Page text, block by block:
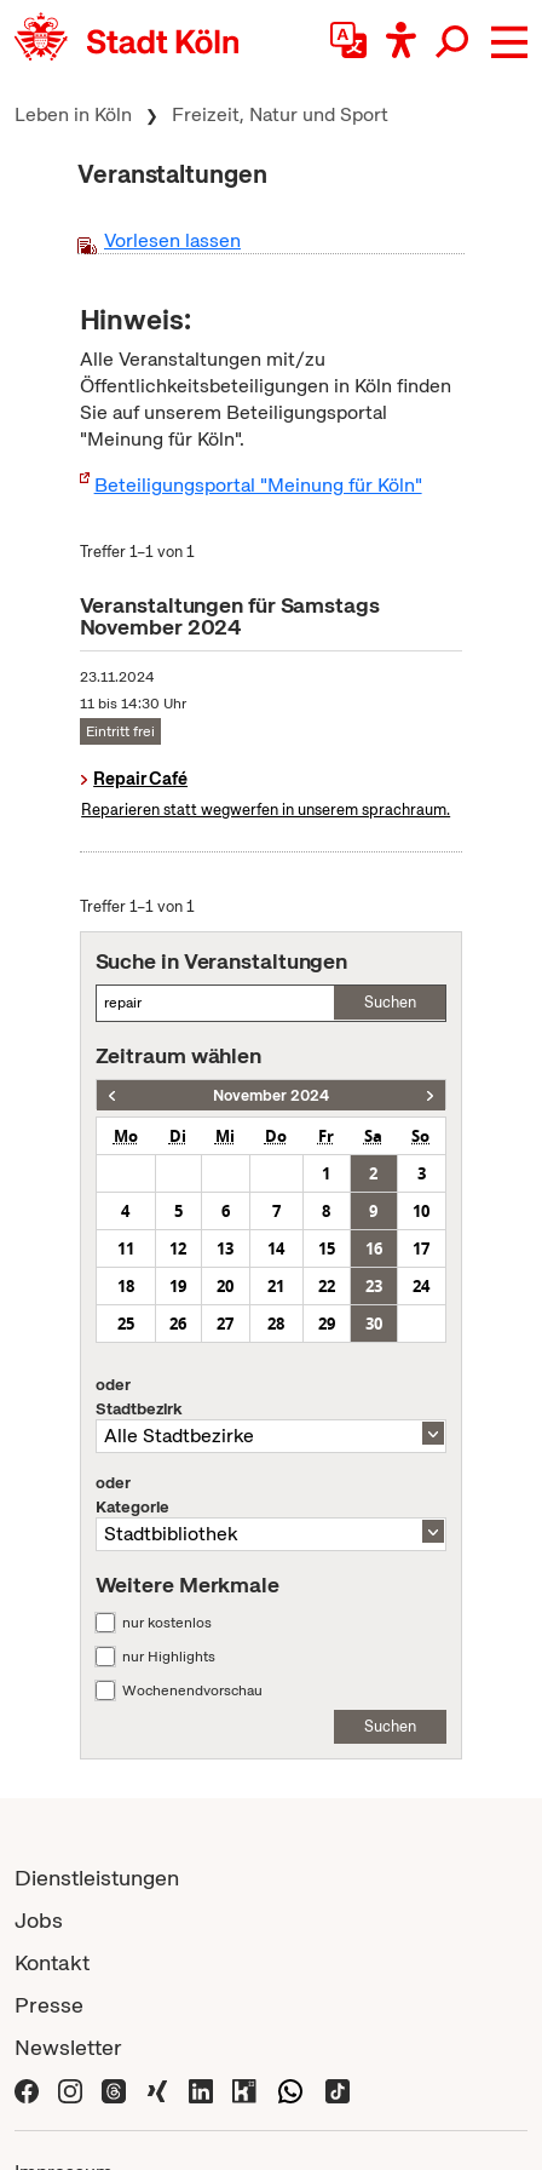
zum Inhalt springen
Leben in Köln Freizeit, Natur und Sport
Veranstaltungen
Vorlesen lassen
Hinweis:
Alle Veranstaltungen mit/zu
Öffentlichkeitsbeteiligungen in Köln finden
Sie auf unserem Beteiligungsportal
"Meinung für Köln".
Beteiligungsportal "Meinung für Köln"
Treffer 1–1 von 1
Veranstaltungen für Samstags
November 2024
23.11.2024
11 bis 14:30 Uhr
Eintritt frei
Repair Café
Reparieren statt wegwerfen in unserem sprachraum.
Treffer 1–1 von 1
Suche in Veranstaltungen
Suchen
Zeitraum wählen
November 2024
Mo Di Mi Do Fr Sa
So
1
2
3
4
5 6 7 8 9
10
11
12 13 14 15 16
17
18
19 20 21 22 23
24
25
26 27 28 29 30
oder
Stadtbezirk
oder
Kategorie
Weitere Merkmale
nur kostenlos
nur Highlights
Wochenendvorschau
Suchen
Dienstleistungen
Jobs
Kontakt
Presse
Newsletter